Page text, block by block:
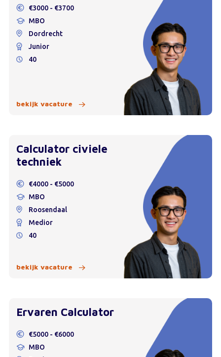
€3000 - €3700
MBO
Dordrecht
Junior
40
bekijk vacature
Calculator civiele
techniek
€4000 - €5000
MBO
Roosendaal
Medior
40
bekijk vacature
Ervaren Calculator
€5000 - €6000
MBO